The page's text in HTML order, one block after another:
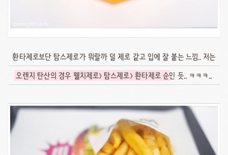
환타제로보단 탐스제로가 뭐랄까 덜 제로 같고 입에 잘 붙는 느낌.. 저는
오렌지 탄산의 경우 웰치제로> 탐스제로> 환타제로 순인 듯.. ㅋㅋㅋ..